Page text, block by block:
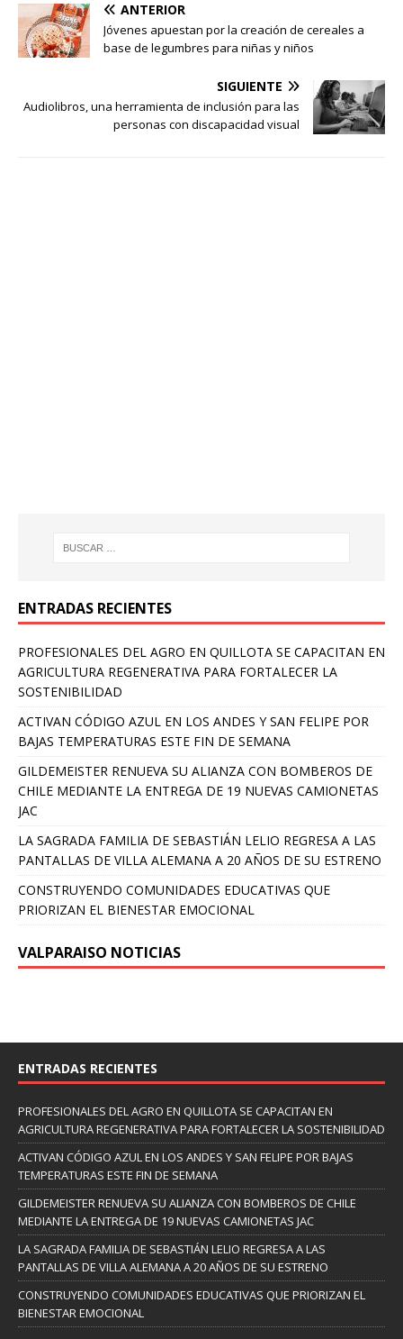
ANTERIOR
Jóvenes apuestan por la creación de cereales a
base de legumbres para niñas y niños
SIGUIENTE
Audiolibros, una herramienta de inclusión para las
personas con discapacidad visual
ENTRADAS RECIENTES
PROFESIONALES DEL AGRO EN QUILLOTA SE CAPACITAN EN
AGRICULTURA REGENERATIVA PARA FORTALECER LA
SOSTENIBILIDAD
ACTIVAN CÓDIGO AZUL EN LOS ANDES Y SAN FELIPE POR
BAJAS TEMPERATURAS ESTE FIN DE SEMANA
GILDEMEISTER RENUEVA SU ALIANZA CON BOMBEROS DE
CHILE MEDIANTE LA ENTREGA DE 19 NUEVAS CAMIONETAS
JAC
LA SAGRADA FAMILIA DE SEBASTIÁN LELIO REGRESA A LAS
PANTALLAS DE VILLA ALEMANA A 20 AÑOS DE SU ESTRENO
CONSTRUYENDO COMUNIDADES EDUCATIVAS QUE
PRIORIZAN EL BIENESTAR EMOCIONAL
VALPARAISO NOTICIAS
ENTRADAS RECIENTES
PROFESIONALES DEL AGRO EN QUILLOTA SE CAPACITAN EN
AGRICULTURA REGENERATIVA PARA FORTALECER LA SOSTENIBILIDAD
ACTIVAN CÓDIGO AZUL EN LOS ANDES Y SAN FELIPE POR BAJAS
TEMPERATURAS ESTE FIN DE SEMANA
GILDEMEISTER RENUEVA SU ALIANZA CON BOMBEROS DE CHILE
MEDIANTE LA ENTREGA DE 19 NUEVAS CAMIONETAS JAC
LA SAGRADA FAMILIA DE SEBASTIÁN LELIO REGRESA A LAS
PANTALLAS DE VILLA ALEMANA A 20 AÑOS DE SU ESTRENO
CONSTRUYENDO COMUNIDADES EDUCATIVAS QUE PRIORIZAN EL
BIENESTAR EMOCIONAL